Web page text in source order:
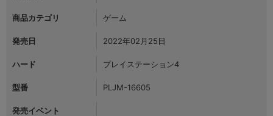
商品カテゴリ ゲーム
発売日 2022年02月25日
ハード プレイステーション4
型番 PLJM-16605
発売イベント